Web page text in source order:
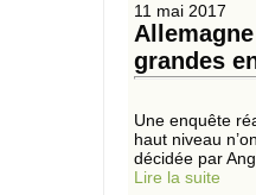
11 mai 2017
grandes
Une enquête
haut niveau
décidée par
Lire la suite